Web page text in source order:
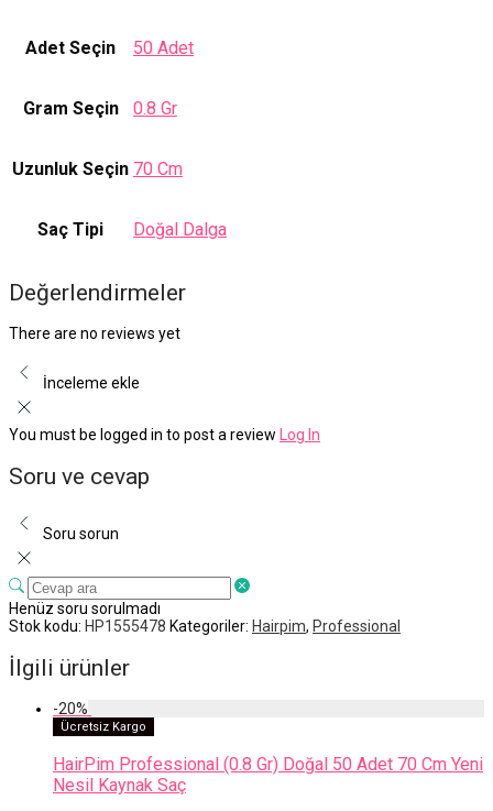
Adet Seçin 50 Adet
Gram Seçin 0.8 Gr
Uzunluk Seçin 70 Cm
Saç Tipi Doğal Dalga
Değerlendirmeler
There are no reviews yet
İnceleme ekle
You must be logged in to post a review Log In
Soru ve cevap
Soru sorun
Henüz soru sorulmadı
Stok kodu: HP1555478 Kategoriler: Hairpim, Professional
İlgili ürünler
-20%
Ücretsiz Kargo
HairPim Professional (0.8 Gr) Doğal 50 Adet 70 Cm Yeni
Nesil Kaynak Saç